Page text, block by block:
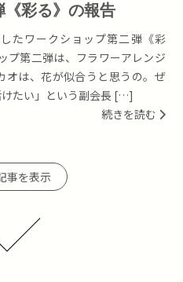
《彩る》の報告
プ第二弾は、フラワーアレンジ
オは、花が似合うと思うの。ぜ
たい」という副会長 […]
続きを読む
事を表示